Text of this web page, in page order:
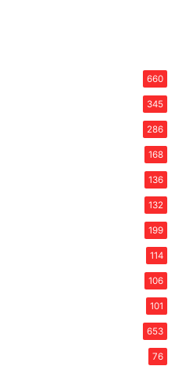
660
345
286
168
136
132
199
114
106
101
653
76